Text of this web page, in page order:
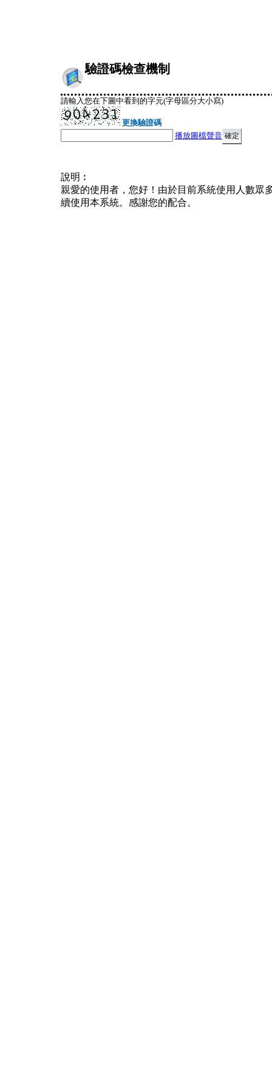
驗證碼檢查機制
請輸入您在下圖中看到的字元(字母區分大小寫)
更換驗證碼
播放圖檔聲音
說明︰
親愛的使用者，您好！由於目前系統使用人數眾
續使用本系統。感謝您的配合。